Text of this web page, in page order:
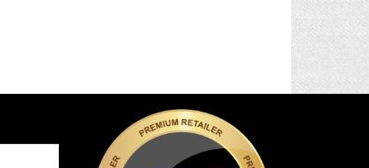
BIO KUGLER, 0,25G -
4000 STK